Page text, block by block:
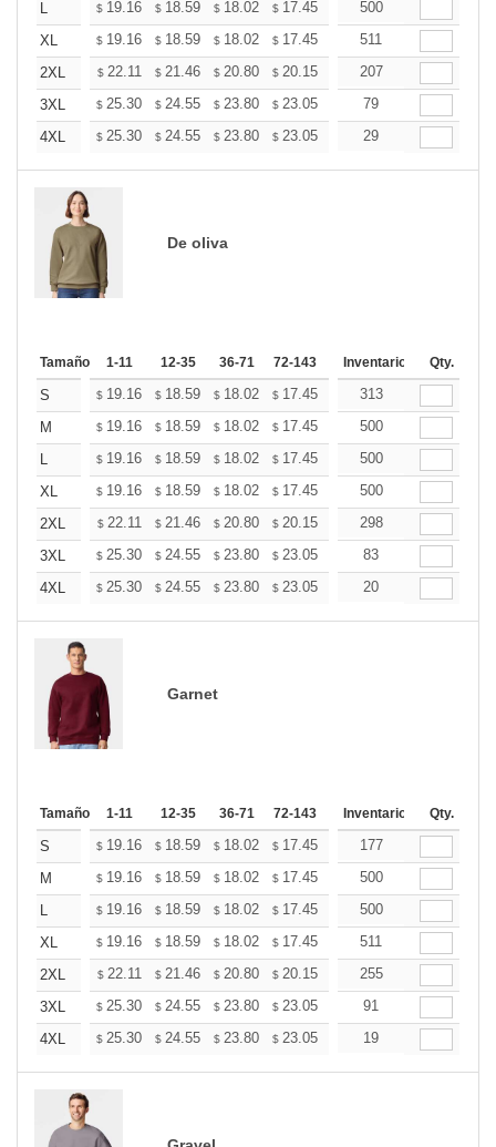
L $ 19.16 $ 18.59 $ 18.02 $ 17.45 16.89
500
XL
$ 19.16 $ 18.59 $ 18.02 $ 17.45 16.89
511
2XL
$ 22.11 $ 21.46 $ 20.80 $ 20.15 19.49
207
3XL
$ 25.30 $ 24.55 $ 23.80 $ 23.05 22.30
79
4XL
$ 25.30 $ 24.55 $ 23.80 $ 23.05 22.30
29
De oliva
Tamaño 1-11 12-35 36-71 72-143 144-287 288 +
Inventario Qty.
S $ 19.16 $ 18.59 $ 18.02 $ 17.45 16.89
313
M
$ 19.16 $ 18.59 $ 18.02 $ 17.45 16.89
500
L
$ 19.16 $ 18.59 $ 18.02 $ 17.45 16.89
500
XL
$ 19.16 $ 18.59 $ 18.02 $ 17.45 16.89
500
2XL
$ 22.11 $ 21.46 $ 20.80 $ 20.15 19.49
298
3XL
$ 25.30 $ 24.55 $ 23.80 $ 23.05 22.30
83
4XL
$ 25.30 $ 24.55 $ 23.80 $ 23.05 22.30
20
Garnet
Tamaño 1-11 12-35 36-71 72-143 144-287 288 +
Inventario Qty.
S $ 19.16 $ 18.59 $ 18.02 $ 17.45 16.89
177
M
$ 19.16 $ 18.59 $ 18.02 $ 17.45 16.89
500
L
$ 19.16 $ 18.59 $ 18.02 $ 17.45 16.89
500
XL
$ 19.16 $ 18.59 $ 18.02 $ 17.45 16.89
511
2XL
$ 22.11 $ 21.46 $ 20.80 $ 20.15 19.49
255
3XL
$ 25.30 $ 24.55 $ 23.80 $ 23.05 22.30
91
4XL
$ 25.30 $ 24.55 $ 23.80 $ 23.05 22.30
19